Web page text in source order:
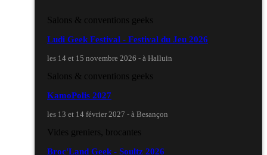
Salons & conventions geeks
Ludi Geek Festival - Festival du Jeu 2026
les 14 et 15 novembre 2026 - à Halluin
Salons & conventions geeks
KamoPolis 2027
les 13 et 14 février 2027 - à Besançon
Vides greniers, brocantes
Broc'Land Geek - Soultz 2026